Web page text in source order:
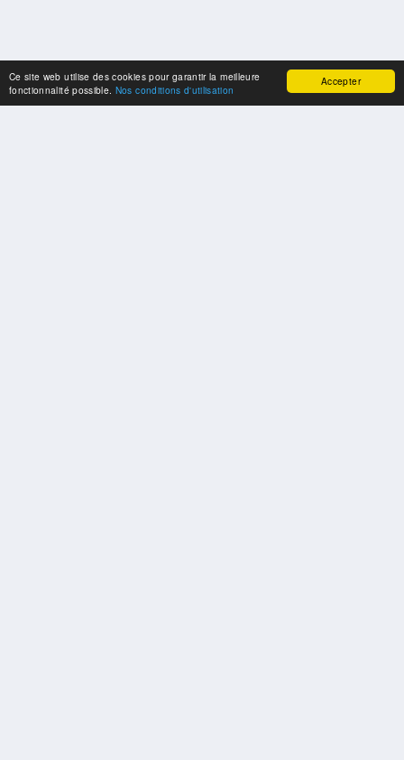
Accepter
Ce site web utilise des cookies pour garantir la meilleure
fonctionnalité possible. Nos conditions d'utilisation